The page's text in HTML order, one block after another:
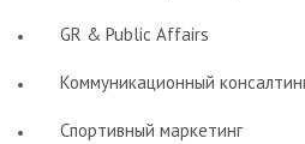
GR & Public Affairs
Коммуникационный
Спортивный маркетинг